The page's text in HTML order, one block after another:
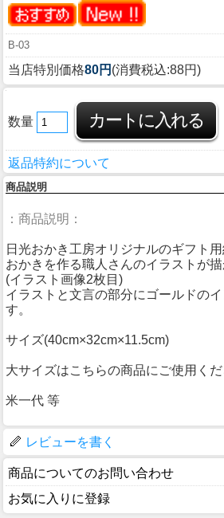
B-03
当店特別価格80円 (消費税込:88円)
数量
返品特約について
商品説明
：商品説明：
日光おかき工房オリジナルのギフト
おかきを作る職人さんのイラストが描
(イラスト画像2枚目)
イラストと文言の部分にゴールドの
す。
サイズ(40cm×32cm×11.5cm)
大サイズはこちらの商品にご使用くだ
米一代 等
レビューを書く
商品についてのお問い合わせ
お気に入りに登録